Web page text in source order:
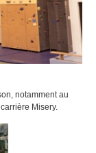
notamment au
Misery.